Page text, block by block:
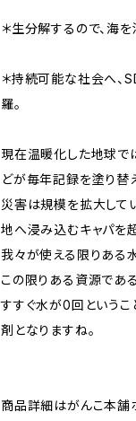
＊生分解するので、海を
＊持続可能な社会へ、
羅。
現在温暖化した地球で
どが毎年記録を塗り替
災害は規模を拡大して
地へ浸み込むキャパを
我々が使える限りある
この限りある資源である
すすぐ水が0回という
剤となりますね。
商品詳細はがんこ本舗